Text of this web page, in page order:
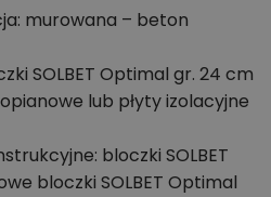
zmiany,
modyfikacji,
układzie lub
budowy domu według
murowana – beton
SOLBET Optimal gr. 24 cm
lub płyty izolacyjne
bloczki SOLBET
bloczki SOLBET Optimal